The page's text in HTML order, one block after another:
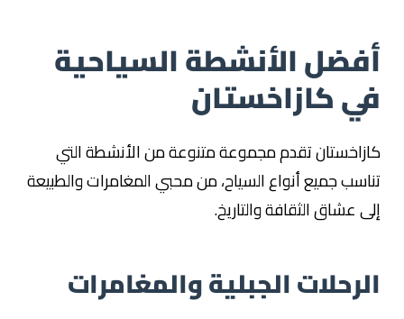
أفضل الأنشطة السياحية
في كازاخستان
كازاخستان تقدم مجموعة متنوعة من الأنشطة التي
تناسب جميع أنواع السياح، من محبي المغامرات والطبيعة
إلى عشاق الثقافة والتاريخ.
الرحلات الجبلية والمغامرات